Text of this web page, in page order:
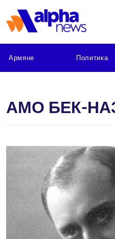
Армяне Политика
АМО БЕК-